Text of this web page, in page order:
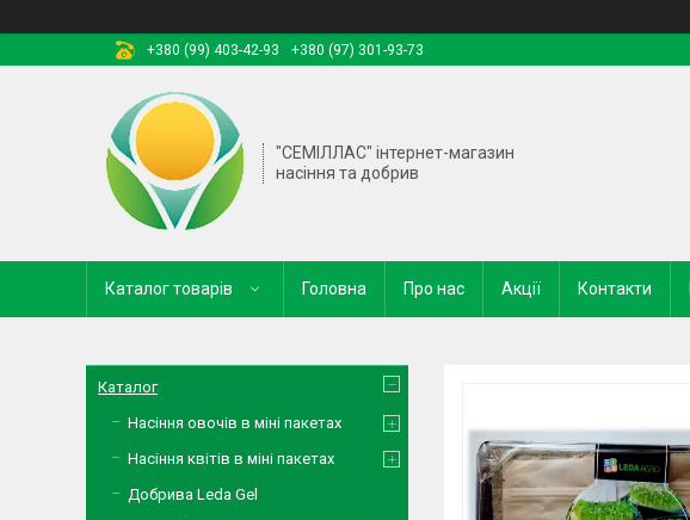
+380 (99) 403-42-93
+380 (97) 301-93-73
"СЕМІЛЛАС" інтернет-магазин
насіння та добрив
Каталог товарів Головна Про нас Акції Контакти
Каталог
Насіння овочів в міні пакетах
Насіння квітів в міні пакетах
Добрива Leda Gel